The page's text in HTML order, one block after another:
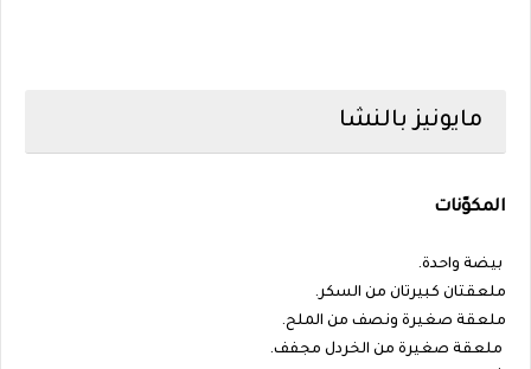
مايونيز بالنشا
المكوّنات
بيضة واحدة.
ملعقتان كبيرتان من السكر.
ملعقة صغيرة ونصف من الملح.
ملعقة صغيرة من الخردل مجفف.